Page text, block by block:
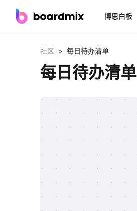
博思白板
社区 > 每日待办清单
每日待办清单